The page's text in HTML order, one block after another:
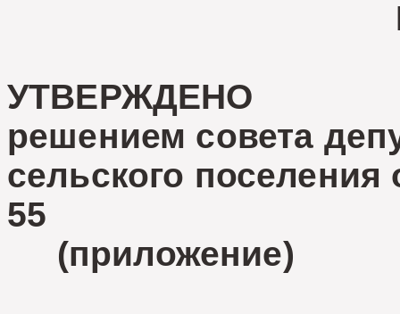
УТВЕРЖДЕНО
решением совета
сельского
55
(приложение)